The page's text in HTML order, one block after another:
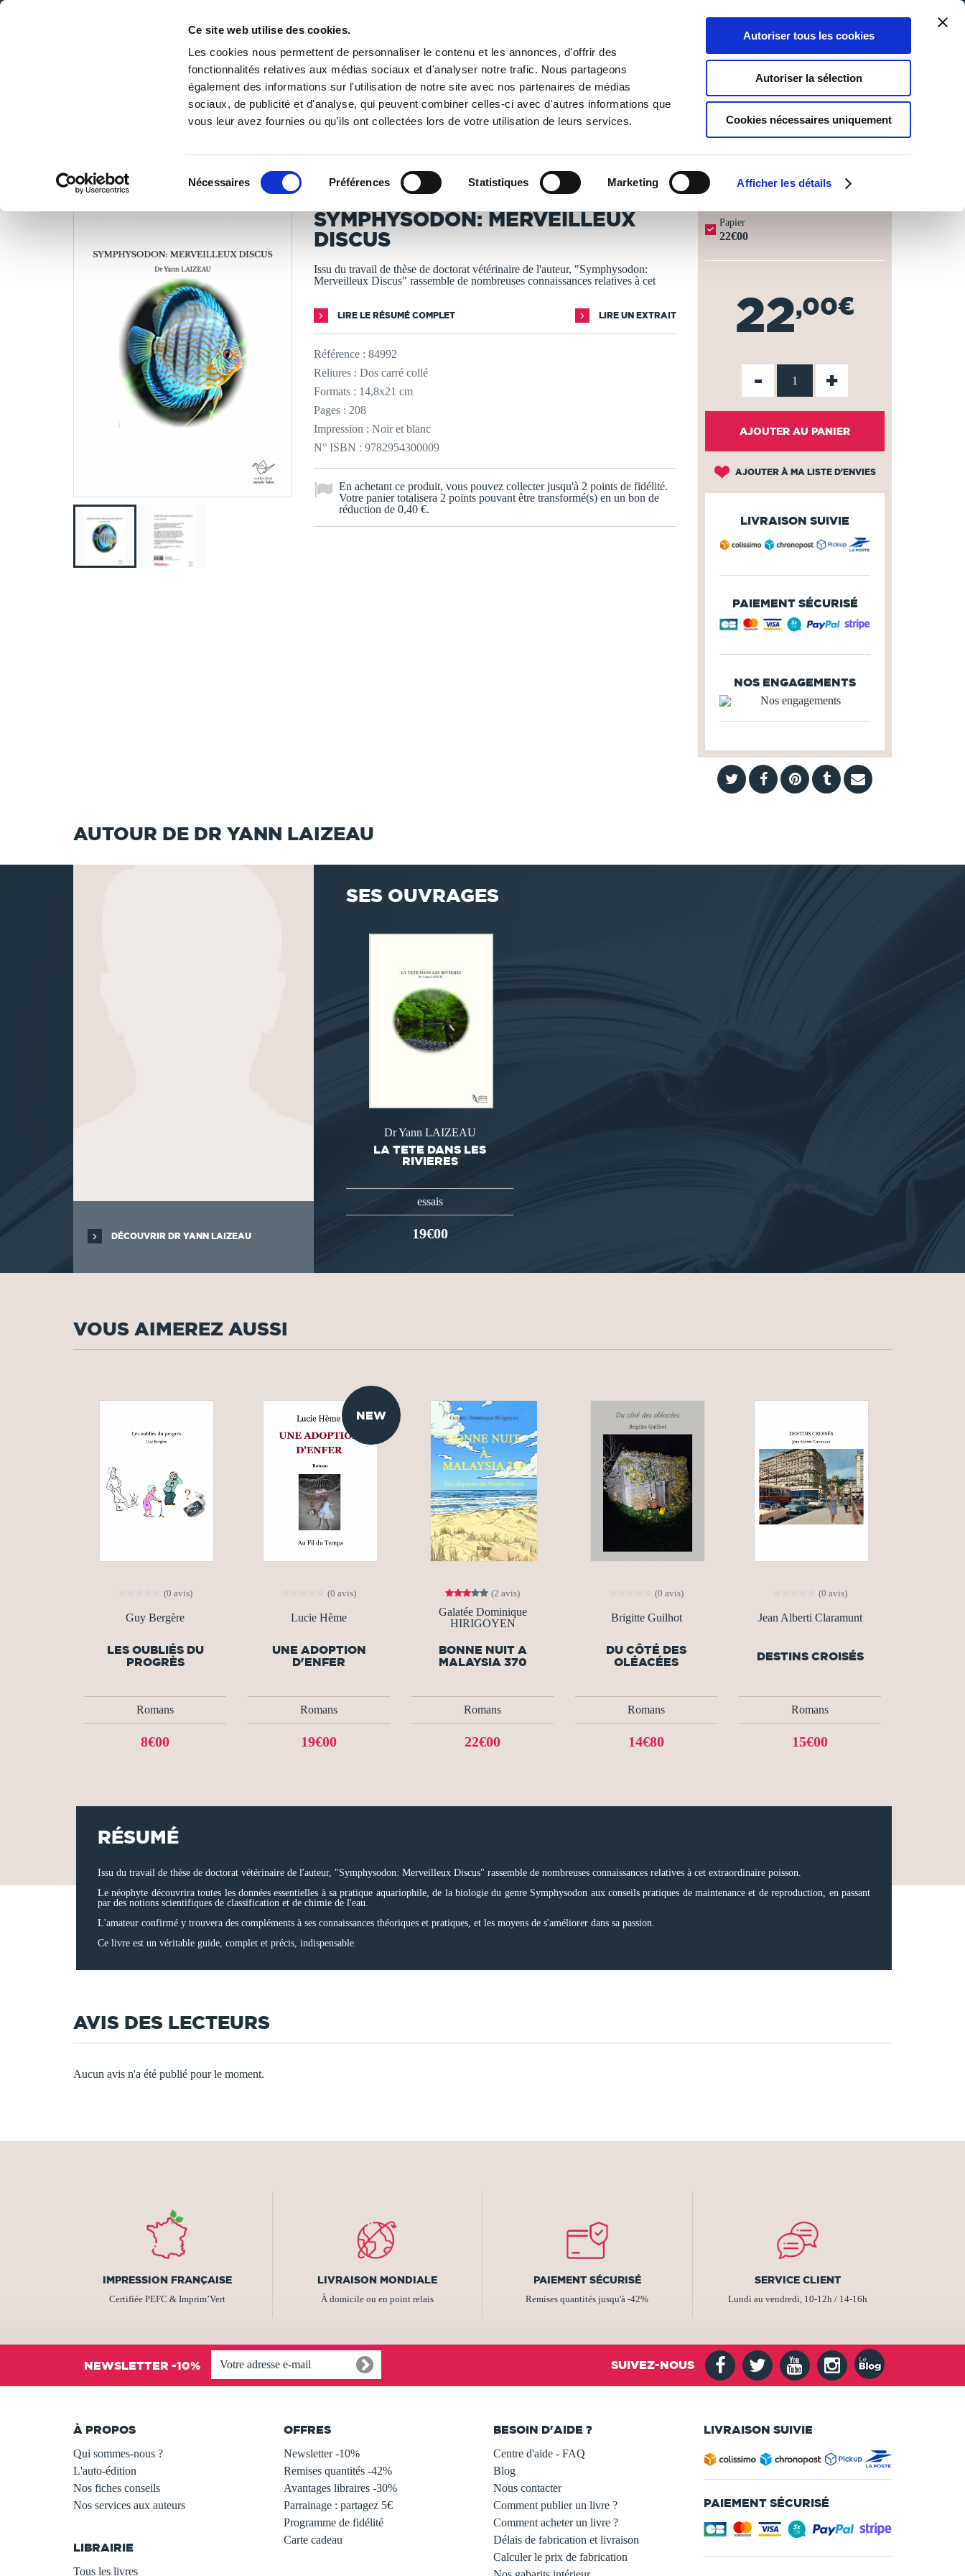
Ce site web utilise des cookies.
Les cookies nous permettent de personnaliser le contenu et les annonces, d'offrir des
fonctionnalités relatives aux médias sociaux et d'analyser notre trafic. Nous partageons
également des informations sur l'utilisation de notre site avec nos partenaires de médias
sociaux, de publicité et d'analyse, qui peuvent combiner celles-ci avec d'autres informations que
vous leur avez fournies ou qu'ils ont collectées lors de votre utilisation de leurs services.
Nécessaires Préférences Statistiques Marketing Afficher les détails
Autoriser tous les cookies
Autoriser la sélection
Cookies nécessaires uniquement
DE LA PAGE BLANCHE... AU BEST SELLER
0
Panier
0
Ma liste
Connexion
PUBLIER UN LIVRE LIBRAIRIE
/ Nature & environnement / Animaux / SYMPHYSODON: MERVEILLEUX DISCUS
LES LIVRES SONT IMPRIMÉS À LA DEMANDE - DÉLAI ACTUEL : 3 À 5 JOURS OUVRÉS ⏱️
Dr Yann LAIZEAU
SYMPHYSODON: MERVEILLEUX
DISCUS
Issu du travail de thèse de doctorat vétérinaire de l'auteur, "Symphysodon:
Merveilleux Discus" rassemble de nombreuses connaissances relatives à cet
LIRE LE RÉSUMÉ COMPLET LIRE UN EXTRAIT
Référence : 84992
Reliures : Dos carré collé
Formats : 14,8x21 cm
Pages : 208
Impression : Noir et blanc
N° ISBN : 9782954300009
En achetant ce produit, vous pouvez collecter jusqu'à 2 points de fidélité.
Votre panier totalisera 2 points pouvant être transformé(s) en un bon de
réduction de 0,40 €.
Papier
22€00
22,00€
- +
AJOUTER AU PANIER
AJOUTER À MA LISTE D'ENVIES
LIVRAISON SUIVIE
PAIEMENT SÉCURISÉ
NOS ENGAGEMENTS
AUTOUR DE DR YANN LAIZEAU
DÉCOUVRIR DR YANN LAIZEAU
SES OUVRAGES
Dr Yann LAIZEAU
LA TETE DANS LES
RIVIERES
essais
19€00
VOUS AIMEREZ AUSSI
(0 avis)
Guy Bergère
LES OUBLIÉS DU
PROGRÈS
Romans
8€00
NEW
(0 avis)
Lucie Hème
UNE ADOPTION
D'ENFER
Romans
19€00
(2 avis)
Galatée Dominique
HIRIGOYEN
BONNE NUIT A
MALAYSIA 370
Romans
22€00
(0 avis)
Brigitte Guilhot
DU CÔTÉ DES
OLÉACÉES
Romans
14€80
(0 avis)
Jean Alberti Claramunt
DESTINS CROISÉS
Romans
15€00
RÉSUMÉ
Issu du travail de thèse de doctorat vétérinaire de l'auteur, "Symphysodon: Merveilleux Discus" rassemble de nombreuses connaissances relatives à cet extraordinaire poisson.
Le néophyte découvrira toutes les données essentielles à sa pratique aquariophile, de la biologie du genre Symphysodon aux conseils pratiques de maintenance et de reproduction, en passant
par des notions scientifiques de classification et de chimie de l'eau.
L'amateur confirmé y trouvera des compléments à ses connaissances théoriques et pratiques, et les moyens de s'améliorer dans sa passion.
Ce livre est un véritable guide, complet et précis, indispensable.
AVIS DES LECTEURS
Aucun avis n'a été publié pour le moment.
IMPRESSION FRANÇAISE
Certifiée PEFC & Imprim’Vert
LIVRAISON MONDIALE
À domicile ou en point relais
PAIEMENT SÉCURISÉ
Remises quantités jusqu'à -42%
SERVICE CLIENT
Lundi au vendredi, 10-12h / 14-16h
NEWSLETTER -10% SUIVEZ-NOUS
À PROPOS
Qui sommes-nous ?
L'auto-édition
Nos fiches conseils
Nos services aux auteurs
LIBRAIRIE
Tous les livres
OFFRES
Newsletter -10%
Remises quantités -42%
Avantages libraires -30%
Parrainage : partagez 5€
Programme de fidélité
Carte cadeau
BESOIN D'AIDE ?
Centre d'aide - FAQ
Blog
Nous contacter
Comment publier un livre ?
Comment acheter un livre ?
Délais de fabrication et livraison
Calculer le prix de fabrication
LIVRAISON SUIVIE
PAIEMENT SÉCURISÉ